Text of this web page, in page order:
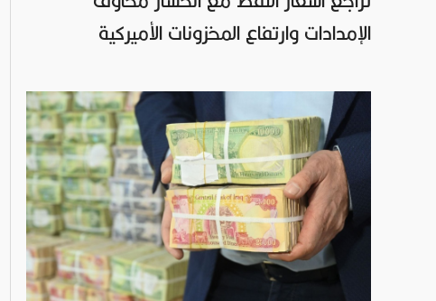
الإمدادات وارتفاع المخزونات الأميركية